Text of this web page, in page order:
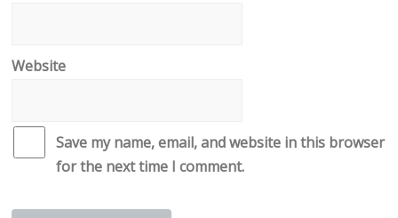
Website
Save my name, email, and website in this browser
for the next time I comment.